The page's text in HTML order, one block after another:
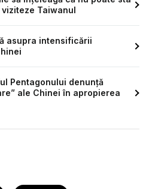
Taiwanul
asupra intensificării
Pentagonului denunţă
ale Chinei în apropierea